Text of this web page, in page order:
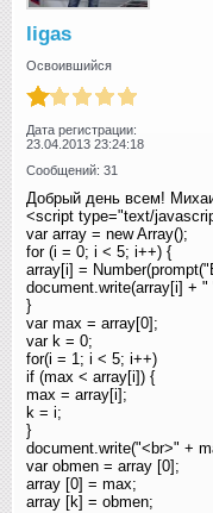
ligas
Освоившийся
Дата регистрации:
23.04.2013 23:24:18
Сообщений: 31
Добрый день всем!
<script type="text/
var array = new Array();
for (i = 0; i < 5; i++) {
array[i] =
document.write(array[i] + "
}
var max = array[0];
var k = 0;
for(i = 1; i < 5; i++)
if (max < array[i]) {
max = array[i];
k = i;
}
document.write("<br>" +
var obmen = array [0];
array [0] = max;
array [k] = obmen;